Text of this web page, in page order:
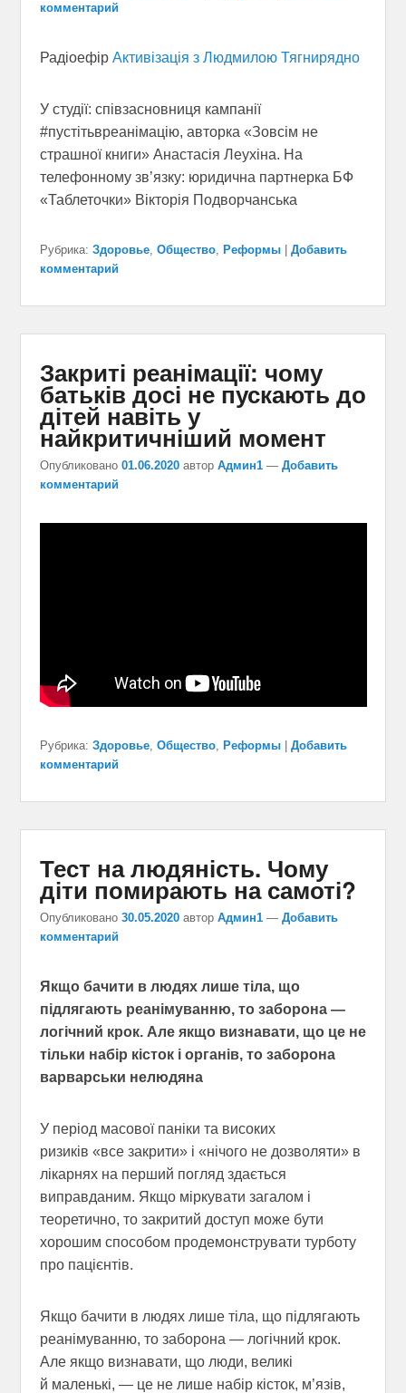
комментарий
Радіоефір Активізація з Людмилою Тягнирядно
У студії: співзасновниця кампанії
#пустітьвреанімацію, авторка «Зовсім не
страшної книги» Анастасія Леухіна. На
телефонному зв’язку: юридична партнерка БФ
«Таблеточки» Вікторія Подворчанська
Рубрика: Здоровье, Общество, Реформы
Добавить
комментарий
Закриті реанімації: чому
батьків досі не пускають до
дітей навіть у
найкритичніший момент
Опубликовано 01.06.2020 автор Админ1 — Добавить
комментарий
Рубрика: Здоровье, Общество, Реформы
Добавить
комментарий
Тест на людяність. Чому
діти помирають на самоті?
Опубликовано 30.05.2020 автор Админ1 — Добавить
комментарий
Якщо бачити в людях лише тіла, що
підлягають реанімуванню, то заборона —
логічний крок. Але якщо визнавати, що це не
тільки набір кісток і органів, то заборона
варварськи нелюдяна
У період масової паніки та високих
ризиків «все закрити» і «нічого не дозволяти» в
лікарнях на перший погляд здається
виправданим. Якщо міркувати загалом і
теоретично, то закритий доступ може бути
хорошим способом продемонструвати турботу
про пацієнтів.
Якщо бачити в людях лише тіла, що підлягають
реанімуванню, то заборона — логічний крок.
Але якщо визнавати, що люди, великі
й маленькі, — це не лише набір кісток, м’язів,